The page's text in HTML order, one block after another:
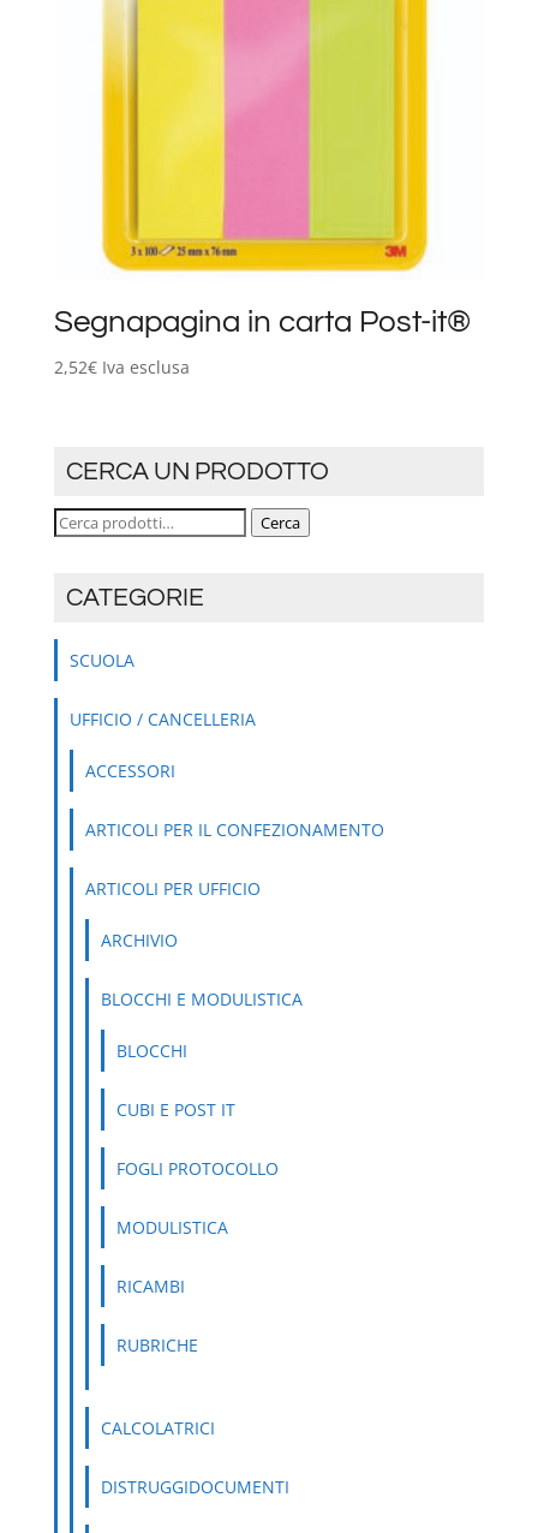
Segnapagina in carta Post-it®
2,52€ Iva esclusa
CERCA UN PRODOTTO
Cerca: Cerca
CATEGORIE
SCUOLA
UFFICIO / CANCELLERIA
ACCESSORI
ARTICOLI PER IL CONFEZIONAMENTO
ARTICOLI PER UFFICIO
ARCHIVIO
BLOCCHI E MODULISTICA
BLOCCHI
CUBI E POST IT
FOGLI PROTOCOLLO
MODULISTICA
RICAMBI
RUBRICHE
CALCOLATRICI
DISTRUGGIDOCUMENTI